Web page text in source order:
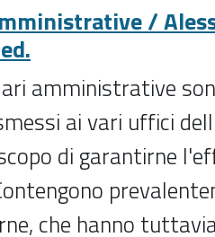
/
amministrative
ai vari uffici
di garantirne
che hanno